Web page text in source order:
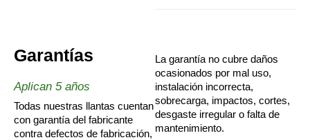
Garantías
Aplican 5 años
Todas nuestras llantas cuentan
con garantía del fabricante
contra defectos de fabricación,
La garantía no cubre daños
ocasionados por mal uso,
instalación incorrecta,
sobrecarga, impactos, cortes,
desgaste irregular o falta de
mantenimiento.